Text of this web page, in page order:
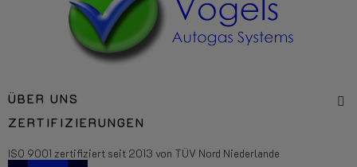
ÜBER UNS
ZERTIFIZIERUNGEN
ISO 9001 zertifiziert seit 2013 von TÜV Nord Niederlande